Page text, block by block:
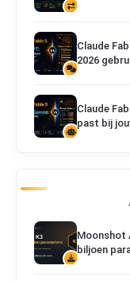
Claude
2026
Claude
past bij
Moonshot
biljoen